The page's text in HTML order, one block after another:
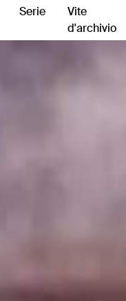
Serie
Vite
d'archivio